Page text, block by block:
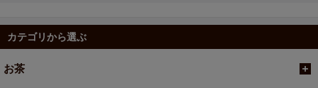
カテゴリから選ぶ
お茶